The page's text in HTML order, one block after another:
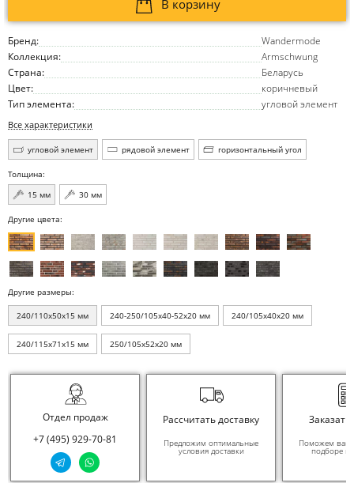
Бренд:
Wandermode
Коллекция:
Armschwung
Страна:
Беларусь
Цвет:
коричневый
Тип элемента:
угловой элемент
Все характеристики
угловой элемент рядовой элемент горизонтальный угол
Толщина:
15 мм
30 мм
В корзину
Другие цвета:
Другие размеры:
240/110x50x15 мм 240-250/105x40-52x20 мм 240/105x40x20 мм
240/115x71x15 мм 250/105x52x20 мм
Отдел продаж
+7 (495) 929-70-81
Рассчитать доставку
Предложим оптимальные
условия доставки
Заказать
Поможем вам
подборе